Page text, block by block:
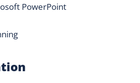
PowerPoint